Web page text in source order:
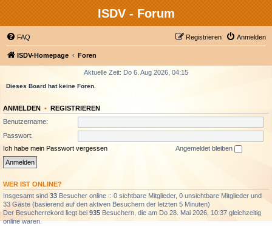
ISDV - Forum
FAQ Anmelden
Registrieren
ISDV-Homepage Foren
Aktuelle Zeit: Do 6. Aug 2026, 04:15
Dieses Board hat keine Foren.
ANMELDEN • REGISTRIEREN
Benutzername:
Passwort:
Ich habe mein Passwort vergessen
Angemeldet bleiben
WER IST ONLINE?
Insgesamt sind 33 Besucher online :: 0 sichtbare Mitglieder, 0 unsichtbare Mitglieder und
33 Gäste (basierend auf den aktiven Besuchern der letzten 5 Minuten)
Der Besucherrekord liegt bei 935 Besuchern, die am Do 28. Mai 2026, 10:37 gleichzeitig
online waren.